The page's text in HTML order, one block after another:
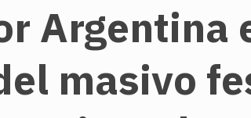
Argentina
masivo